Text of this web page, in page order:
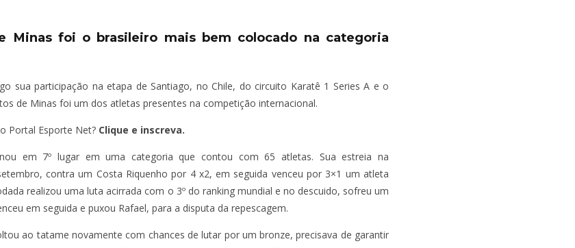
Minas foi o brasileiro mais bem colocado na categoria
sua participação na etapa de Santiago, no Chile, do circuito Karatê 1 Series A e o
de Minas foi um dos atletas presentes na competição internacional.
Portal Esporte Net? Clique e inscreva.
em 7º lugar em uma categoria que contou com 65 atletas. Sua estreia na
contra um Costa Riquenho por 4 x2, em seguida venceu por 3×1 um atleta
realizou uma luta acirrada com o 3º do ranking mundial e no descuido, sofreu um
em seguida e puxou Rafael, para a disputa da repescagem.
ao tatame novamente com chances de lutar por um bronze, precisava de garantir